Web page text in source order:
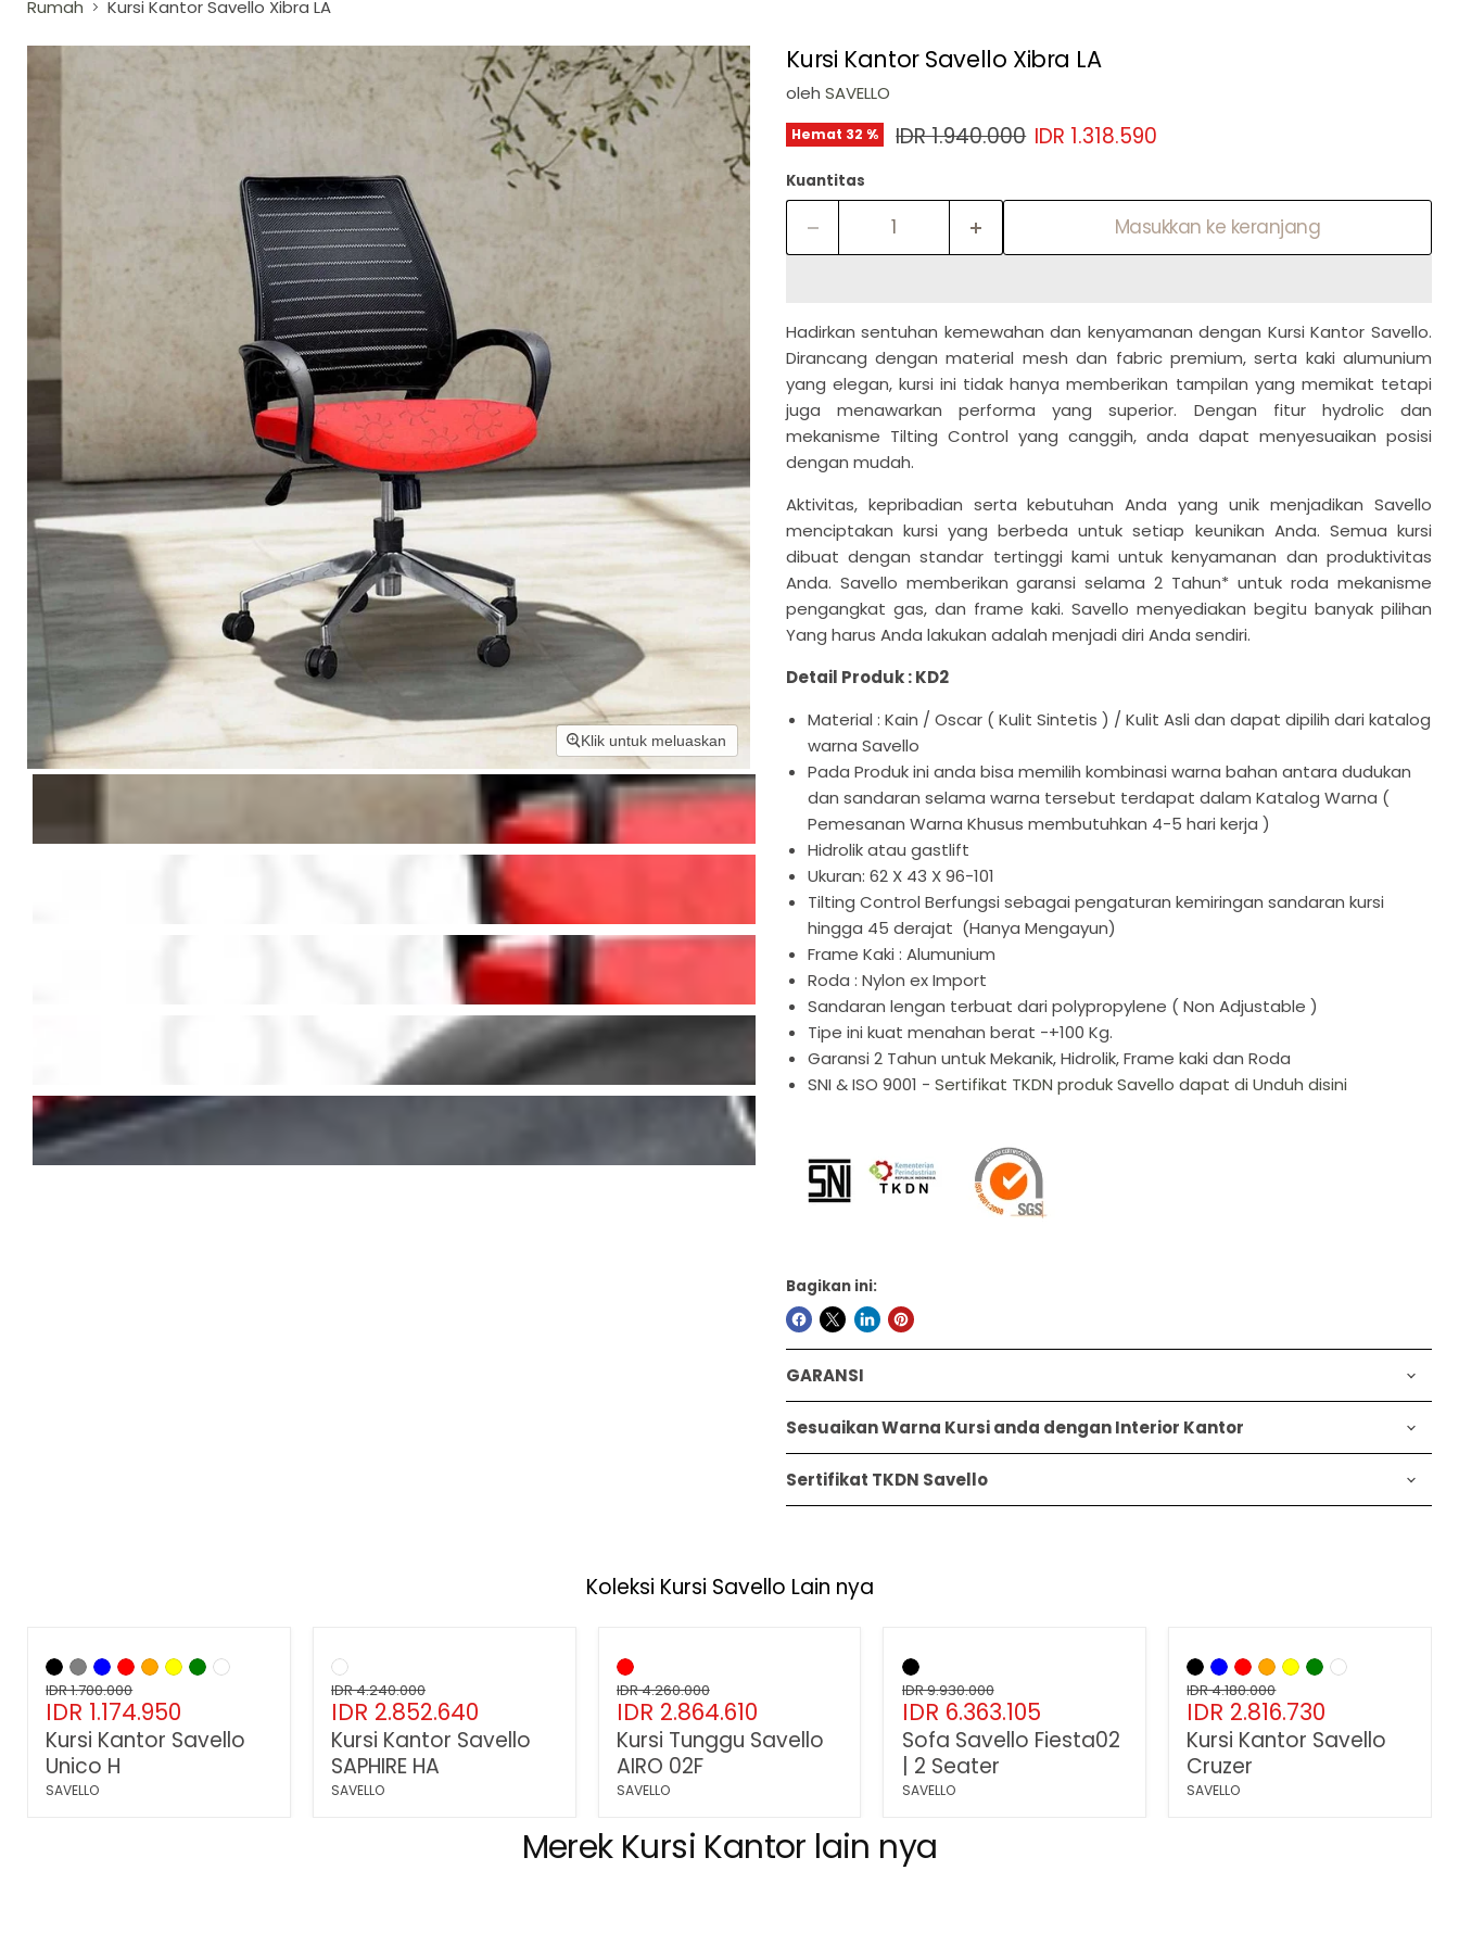
Rumah Kursi Kantor Savello Xibra LA
Klik untuk meluaskan
Kursi Kantor Savello Xibra LA
oleh SAVELLO
Hemat 32 % Harga asli
IDR 1.940.000 Harga sekarang
IDR 1.318.590
Kuantitas
Masukkan ke keranjang
Hadirkan sentuhan kemewahan dan kenyamanan dengan Kursi Kantor Savello.
Dirancang dengan material mesh dan fabric premium, serta kaki alumunium
yang elegan, kursi ini tidak hanya memberikan tampilan yang memikat tetapi
juga menawarkan performa yang superior. Dengan fitur hydrolic dan
mekanisme Tilting Control yang canggih, anda dapat menyesuaikan posisi
dengan mudah.
Aktivitas, kepribadian serta kebutuhan Anda yang unik menjadikan Savello
menciptakan kursi yang berbeda untuk setiap keunikan Anda. Semua kursi
dibuat dengan standar tertinggi kami untuk kenyamanan dan produktivitas
Anda. Savello memberikan garansi selama 2 Tahun* untuk roda mekanisme
pengangkat gas, dan frame kaki. Savello menyediakan begitu banyak pilihan
Yang harus Anda lakukan adalah menjadi diri Anda sendiri.
Detail Produk : KD2
Material : Kain / Oscar ( Kulit Sintetis ) / Kulit Asli dan dapat dipilih dari katalog
warna Savello
Pada Produk ini anda bisa memilih kombinasi warna bahan antara dudukan
dan sandaran selama warna tersebut terdapat dalam Katalog Warna (
Pemesanan Warna Khusus membutuhkan 4-5 hari kerja )
Hidrolik atau gastlift
Ukuran: 62 X 43 X 96-101
Tilting Control Berfungsi sebagai pengaturan kemiringan sandaran kursi
hingga 45 derajat (Hanya Mengayun)
Frame Kaki : Alumunium
Roda : Nylon ex Import
Sandaran lengan terbuat dari polypropylene ( Non Adjustable )
Tipe ini kuat menahan berat -+100 Kg.
Garansi 2 Tahun untuk Mekanik, Hidrolik, Frame kaki dan Roda
SNI & ISO 9001 - Sertifikat TKDN produk Savello dapat di Unduh disini
Bagikan ini:
GARANSI
Sesuaikan Warna Kursi anda dengan Interior Kantor
Sertifikat TKDN Savello
Koleksi Kursi Savello Lain nya
Kursi
Kantor
Savello
Unico
H
Harga
asli
IDR 1.700.000
Harga
sekarang
IDR 1.174.950
Kursi Kantor Savello
Unico H
SAVELLO
Kursi
Kantor
Savello
SAPHIRE
HA
Harga
asli
IDR 4.240.000
Harga
sekarang
IDR 2.852.640
Kursi Kantor Savello
SAPHIRE HA
SAVELLO
Kursi
Tunggu
Savello
AIRO
02F
Harga
asli
IDR 4.260.000
Harga
sekarang
IDR 2.864.610
Kursi Tunggu Savello
AIRO 02F
SAVELLO
Sofa
Savello
Fiesta02
|
2
Seater
Harga
asli
IDR 9.930.000
Harga
sekarang
IDR 6.363.105
Sofa Savello Fiesta02
| 2 Seater
SAVELLO
Kursi
Kantor
Savello
Cruzer
Harga
asli
IDR 4.180.000
Harga
sekarang
IDR 2.816.730
Kursi Kantor Savello
Cruzer
SAVELLO
Merek Kursi Kantor lain nya